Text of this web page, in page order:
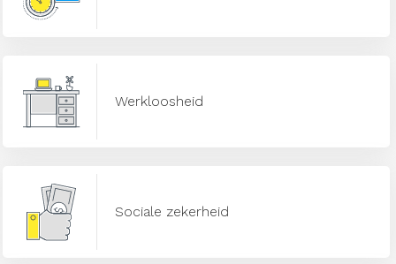
Werkloosheid
Sociale zekerheid